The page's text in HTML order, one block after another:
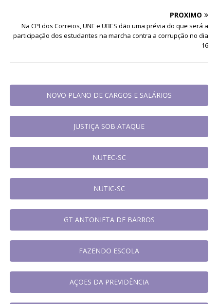
PRÓXIMO
Na CPI dos Correios, UNE e UBES dão uma prévia do que será a
participação dos estudantes na marcha contra a corrupção no dia
16
NOVO PLANO DE CARGOS E SALÁRIOS
JUSTIÇA SOB ATAQUE
NUTEC-SC
NUTIC-SC
GT ANTONIETA DE BARROS
FAZENDO ESCOLA
AÇOES DA PREVIDÊNCIA